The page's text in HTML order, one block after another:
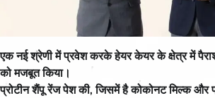
एक नई श्रेणी में प्रवेश करके हेयर केयर के क्षेत्र में
को मजबूत किया।
प्रोटीन शैंपू रेंज पेश की, जिसमें है कोकोनट मिल्क और